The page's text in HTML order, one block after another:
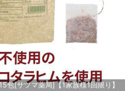
[サツマ薬局]【1家族様1回限り】